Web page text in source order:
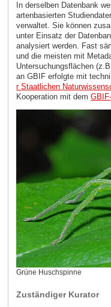
In derselben Datenbank
artenbasierten
verwaltet. Sie können
unter Einsatz der
analysiert werden. Fast
und die meisten mit
Untersuchungsflächen
an GBIF erfolgte mit
r Staatlichen
Kooperation mit dem
Grüne Huschspinne
Zuständiger Kurator